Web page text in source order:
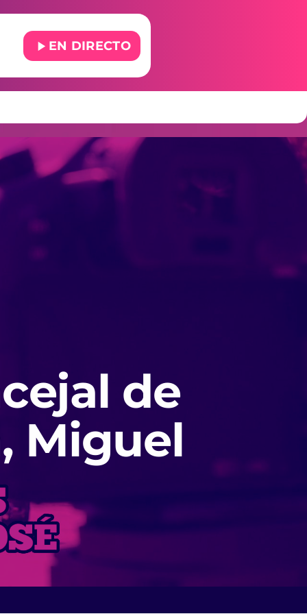
play_arrow EN DIRECTO
de
Miguel